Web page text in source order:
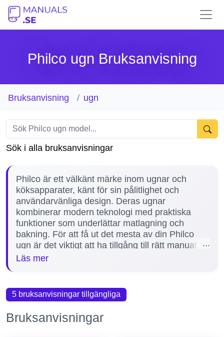
Philco ugn Bruksanvisning
Bruksanvisning ugn
Sök i alla bruksanvisningar
Philco är ett välkänt märke inom ugnar och
köksapparater, känt för sin pålitlighet och
användarvänliga design. Deras ugnar
kombinerar modern teknologi med praktiska
funktioner som underlättar matlagning och
bakning. För att få ut det mesta av din Philco
ugn är det viktigt att ha tillgång till rätt manual,
som erbjuder detaljerade instruktioner för
populära modeller som POB 7614 X KING, för
att hjälpa dig hantera och underhålla din produkt
på bästa sätt.
Läs mer
5 bruksanvisningar tillgängliga
Bruksanvisningar